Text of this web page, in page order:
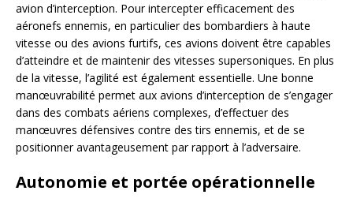
avion d’interception. Pour intercepter efficacement des
aéronefs ennemis, en particulier des bombardiers à haute
vitesse ou des avions furtifs, ces avions doivent être capables
d’atteindre et de maintenir des vitesses supersoniques. En plus
de la vitesse, l’agilité est également essentielle. Une bonne
manœuvrabilité permet aux avions d’interception de s’engager
dans des combats aériens complexes, d’effectuer des
manœuvres défensives contre des tirs ennemis, et de se
positionner avantageusement par rapport à l’adversaire.
Autonomie et portée opérationnelle